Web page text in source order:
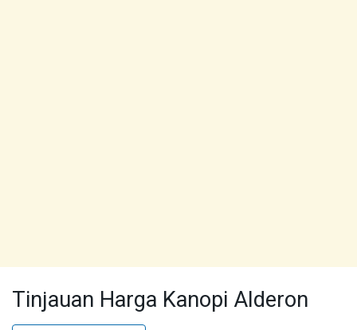
Tinjauan Harga Kanopi Alderon